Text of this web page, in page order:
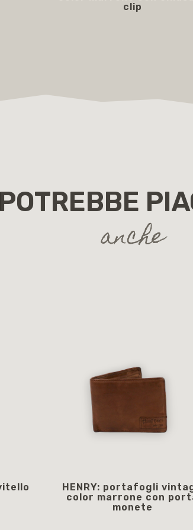
clip
POTREBBE
anche
HENRY: portafogli
color marrone con
monete